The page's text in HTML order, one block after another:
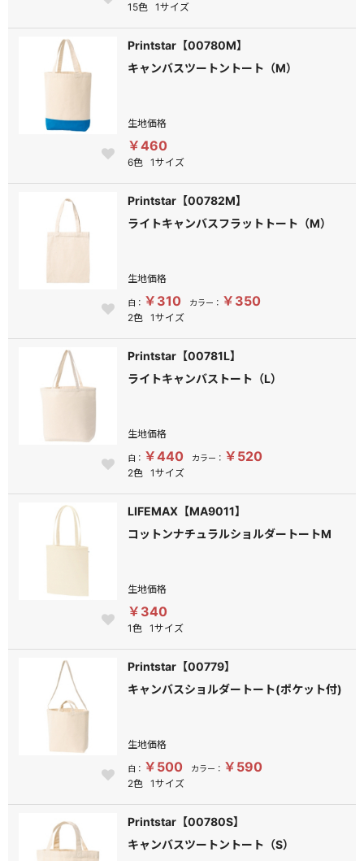
15色 1サイズ
Printstar【00780M】
キャンバスツートントート（M）
生地価格
￥460
6色 1サイズ
Printstar【00782M】
ライトキャンバスフラットトート（M）
生地価格
白： ￥310 カラー： ￥350
2色 1サイズ
Printstar【00781L】
ライトキャンバストート（L）
生地価格
白： ￥440 カラー： ￥520
2色 1サイズ
LIFEMAX【MA9011】
コットンナチュラルショルダートートM
生地価格
￥340
1色 1サイズ
Printstar【00779】
キャンバスショルダートート(ポケット付)
生地価格
白： ￥500 カラー： ￥590
2色 1サイズ
Printstar【00780S】
キャンバスツートントート（S）